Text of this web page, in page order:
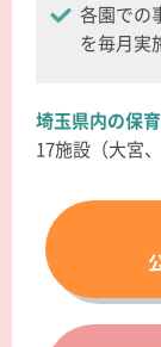
各園での
を毎月実
埼玉県内の保
17施設（大宮